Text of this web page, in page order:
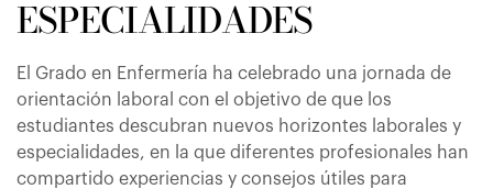
ESPECIALIDADES
El Grado en Enfermería ha celebrado una jornada de
orientación laboral con el objetivo de que los
estudiantes descubran nuevos horizontes laborales y
especialidades, en la que diferentes profesionales han
compartido experiencias y consejos útiles para